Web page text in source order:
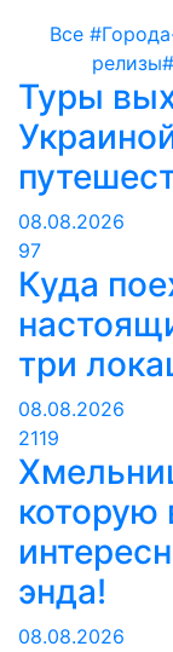
Все
релизы
Туры
08.08.2026
97
Куда
три
08.08.2026
2119
которую
энда!
08.08.2026